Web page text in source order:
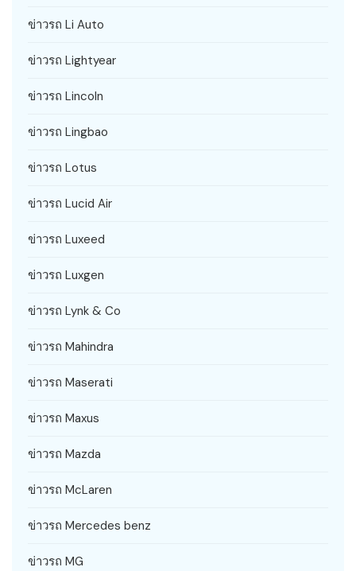
ข่าวรถ Li Auto
ข่าวรถ Lightyear
ข่าวรถ Lincoln
ข่าวรถ Lingbao
ข่าวรถ Lotus
ข่าวรถ Lucid Air
ข่าวรถ Luxeed
ข่าวรถ Luxgen
ข่าวรถ Lynk & Co
ข่าวรถ Mahindra
ข่าวรถ Maserati
ข่าวรถ Maxus
ข่าวรถ Mazda
ข่าวรถ McLaren
ข่าวรถ Mercedes benz
ข่าวรถ MG